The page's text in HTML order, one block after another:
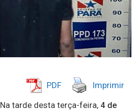
PDF Imprimir
Na tarde desta terça-feira, 4 de